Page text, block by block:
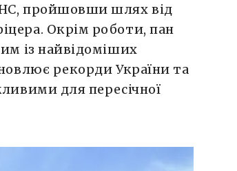
пройшовши шлях від
Окрім роботи, пан
із найвідоміших
рекорди України та
для пересічної